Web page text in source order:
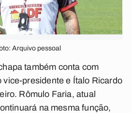
Arquivo pessoal
também conta com
vice-presidente e Ítalo Ricardo
Rômulo Faria, atual
na mesma função,